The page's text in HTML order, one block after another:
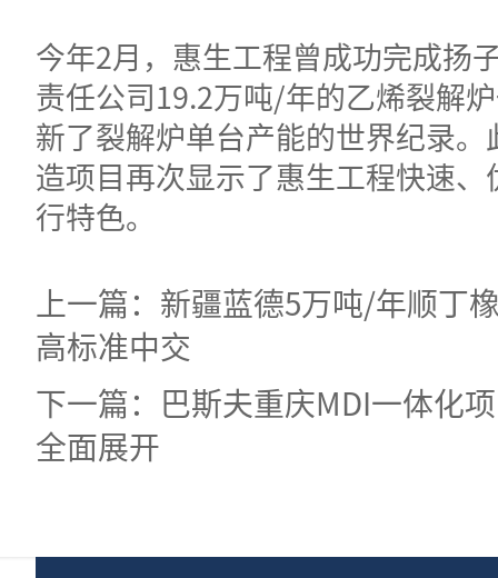
今年2月，惠生工程曾成功完成扬
责任公司19.2万吨/年的乙烯裂解
新了裂解炉单台产能的世界纪录
造项目再次显示了惠生工程快速
行特色。
上一篇：新疆蓝德5万吨/年顺丁
高标准中交
下一篇：巴斯夫重庆MDI一体化
全面展开